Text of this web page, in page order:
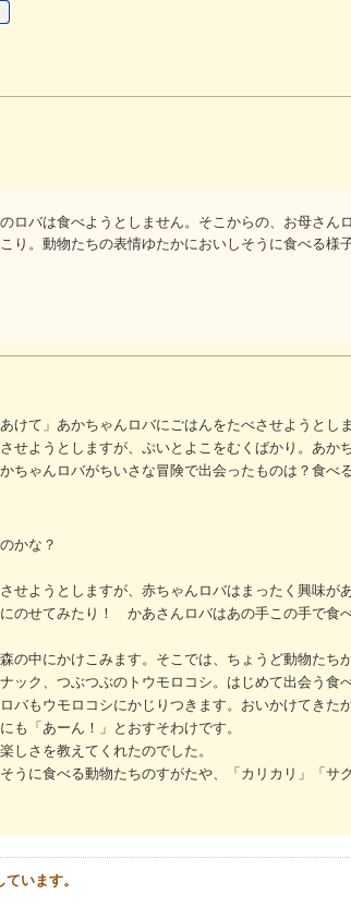
ロバは食べようとしません。そこからの、お母さん
り。動物たちの表情ゆたかにおいしそうに食べる様
けて」あかちゃんロバにごはんをたべさせようとし
せようとしますが、ぷいとよこをむくばかり。あか
ちゃんロバがちいさな冒険で出会ったものは？食べ
かな？
せようとしますが、赤ちゃんロバはまったく興味が
のせてみたり！ かあさんロバはあの手この手で食
中にかけこみます。そこでは、ちょうど動物たち
ック、つぶつぶのトウモロコシ。はじめて出会う食
バもウモロコシにかじりつきます。おいかけてきた
も「あーん！」とおすそわけです。
さを教えてくれたのでした。
うに食べる動物たちのすがたや、「カリカリ」「サ
います。